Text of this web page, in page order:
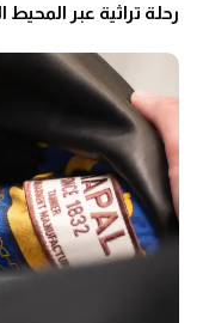
رحلة تراثية عبر